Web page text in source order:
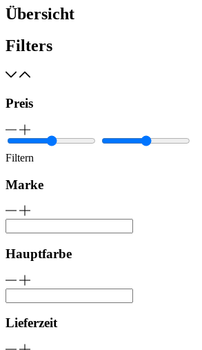
Übersicht
Filters
Preis
Filtern
Marke
Hauptfarbe
Lieferzeit